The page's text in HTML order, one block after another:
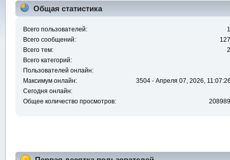
Общая статистика
Всего пользователей:
Всего сообщений:
Всего тем:
Всего категорий:
Пользователей онлайн:
Максимум онлайн:
3504 - Апреля 07, 2026,
Сегодня онлайн:
Общее количество просмотров: